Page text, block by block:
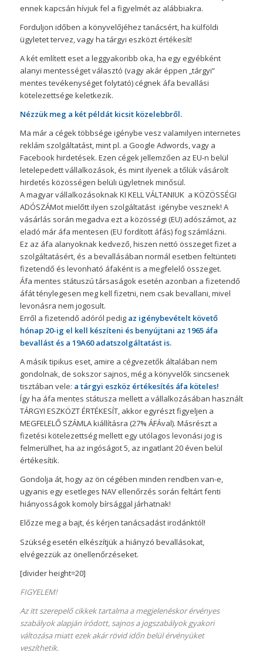
ennek kapcsán hívjuk fel a figyelmét az alábbiakra.
Forduljon időben a könyvelőjéhez tanácsért, ha külföldi
ügyletet tervez, vagy ha tárgyi eszközt értékesít!
A két említett eset a leggyakoribb oka, ha egy egyébként
alanyi mentességet választó (vagy akár éppen „tárgyi”
mentes tevékenységet folytató) cégnek áfa bevallási
kötelezettsége keletkezik.
Nézzük meg a két példát kicsit közelebbről.
Ma már a cégek többsége igénybe vesz valamilyen internetes
reklám szolgáltatást, mint pl. a Google Adwords, vagy a
Facebook hirdetések. Ezen cégek jellemzően az EU-n belül
letelepedett vállalkozások, és mint ilyenek a tőlük vásárolt
hirdetés közösségen belüli ügyletnek minősül.
A magyar vállalkozásoknak KI KELL VÁLTANIUK a KÖZÖSSÉGI
ADÓSZÁMot mielőtt ilyen szolgáltatást igénybe vesznek! A
vásárlás során megadva ezt a közösségi (EU) adószámot, az
eladó már áfa mentesen (EU fordított áfás) fog számlázni.
Ez az áfa alanyoknak kedvező, hiszen nettó összeget fizet a
szolgáltatásért, és a bevallásában normál esetben feltünteti
fizetendő és levonható áfaként is a megfelelő összeget.
Áfa mentes státuszú társaságok esetén azonban a fizetendő
áfát ténylegesen meg kell fizetni, nem csak bevallani, mivel
levonásra nem jogosult.
Erről a fizetendő adóról pedig az igénybevételt követő
hónap 20-ig el kell készíteni és benyújtani az 1965 áfa
bevallást és a 19A60 adatszolgáltatást is.
A másik tipikus eset, amire a cégvezetők általában nem
gondolnak, de sokszor sajnos, még a könyvelők sincsenek
tisztában vele: a tárgyi eszköz értékesítés áfa köteles!
Így ha áfa mentes státusza mellett a vállalkozásában használt
TÁRGYI ESZKÖZT ÉRTÉKESÍT, akkor egyrészt figyeljen a
MEGFELELŐ SZÁMLA kiállításra (27% ÁFÁval). Másrészt a
fizetési kötelezettség mellett egy utólagos levonási jog is
felmerülhet, ha az ingóságot 5, az ingatlant 20 éven belül
értékesítik.
Gondolja át, hogy az ön cégében minden rendben van-e,
ugyanis egy esetleges NAV ellenőrzés során feltárt fenti
hiányosságok komoly bírsággal járhatnak!
Előzze meg a bajt, és kérjen tanácsadást irodánktól!
Szükség esetén elkészítjük a hiányzó bevallásokat,
elvégezzük az önellenőrzéseket.
[divider height=20]
FIGYELEM!
Az itt szerepelő cikkek tartalma a megjelenéskor érvényes
szabályok alapján íródott, sajnos a jogszabályok gyakori
változása miatt ezek akár rövid időn belül érvényüket
veszíthetik.